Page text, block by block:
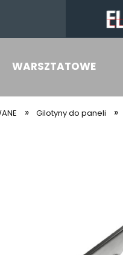
WARSZTATOWE
» Gilotyny do paneli »